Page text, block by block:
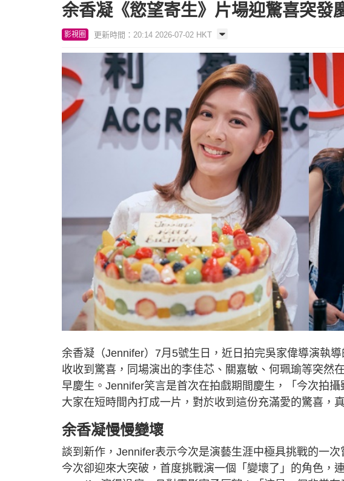
余香凝《慾望寄生》片場迎驚喜突發
影視圈 更新時間：20:14 2026-07-02 HKT
余香凝（Jennifer）7月5號生日，近日拍完吳家偉導演執
收收到驚喜，同場演出的李佳芯、關嘉敏、何珮瑜等突然
早慶生。Jennifer笑言是首次在拍戲期間慶生，「今次拍
大家在短時間內打成一片，對於收到這份充滿愛的驚喜，
余香凝慢慢變壞
談到新作，Jennifer表示今次是演藝生涯中極具挑戰的一
今次卻迎來大突破，首度挑戰演一個「變壞了」的角色，